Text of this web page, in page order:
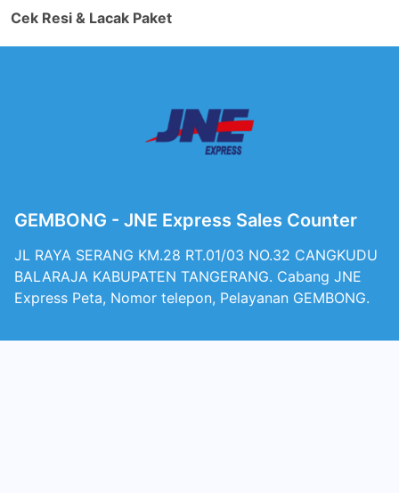
Cek Resi & Lacak Paket
GEMBONG - JNE Express Sales Counter
JL RAYA SERANG KM.28 RT.01/03 NO.32 CANGKUDU
BALARAJA KABUPATEN TANGERANG. Cabang JNE
Express Peta, Nomor telepon, Pelayanan GEMBONG.